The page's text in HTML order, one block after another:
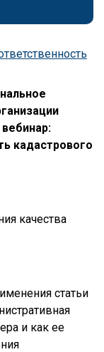
кадастрового
качества
статьи
и как ее